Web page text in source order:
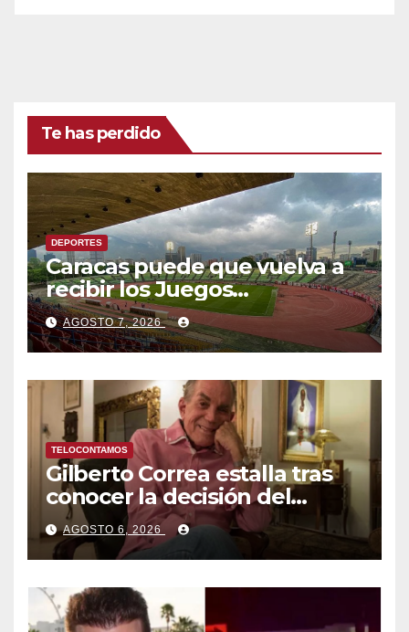
Te has perdido
DEPORTES
Caracas puede que vuelva a
recibir los Juegos
Centroamericanos y del
Caribe tras mas de 70 años
AGOSTO 7, 2026
TELOCONTAMOS
Gilberto Correa estalla tras
conocer la decisión del
tribunal en su caso
AGOSTO 6, 2026